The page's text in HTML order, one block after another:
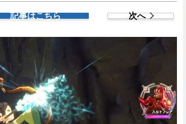
記事はこちら 次へ